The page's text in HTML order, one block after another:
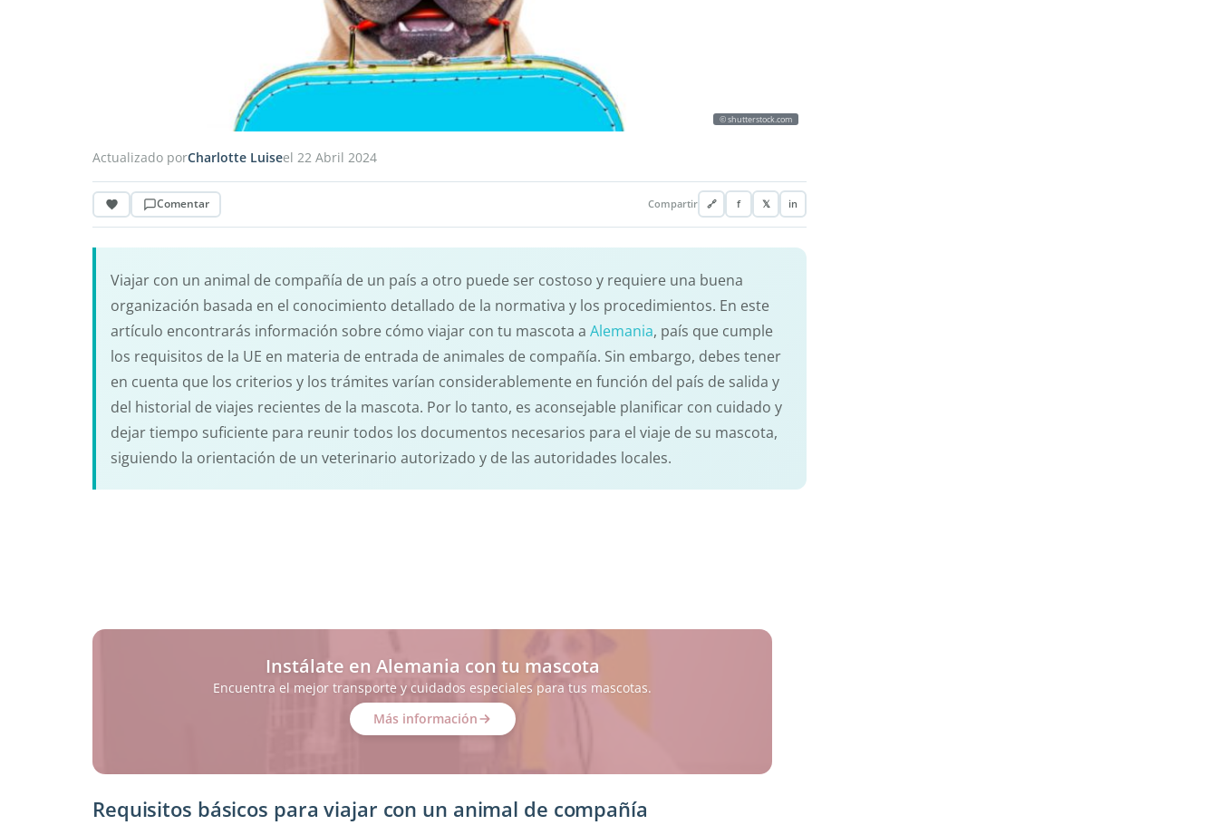
© shutterstock.com
Actualizado porCharlotte Luiseel 22 Abril 2024
Comentar Compartir 🔗 f 𝕏 in
Viajar con un animal de compañía de un país a otro puede ser costoso y requiere una buena
organización basada en el conocimiento detallado de la normativa y los procedimientos. En este
artículo encontrarás información sobre cómo viajar con tu mascota a Alemania, país que cumple
los requisitos de la UE en materia de entrada de animales de compañía. Sin embargo, debes tener
en cuenta que los criterios y los trámites varían considerablemente en función del país de salida y
del historial de viajes recientes de la mascota. Por lo tanto, es aconsejable planificar con cuidado y
dejar tiempo suficiente para reunir todos los documentos necesarios para el viaje de su mascota,
siguiendo la orientación de un veterinario autorizado y de las autoridades locales.
Instálate en Alemania con tu mascota
Encuentra el mejor transporte y cuidados especiales para tus mascotas.
Más información
Requisitos básicos para viajar con un animal de compañía